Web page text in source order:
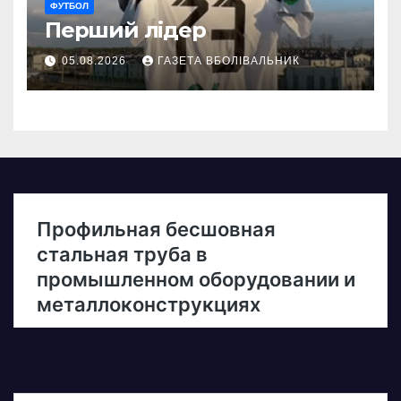
ФУТБОЛ
Перший лідер
05.08.2026 ГАЗЕТА ВБОЛІВАЛЬНИК